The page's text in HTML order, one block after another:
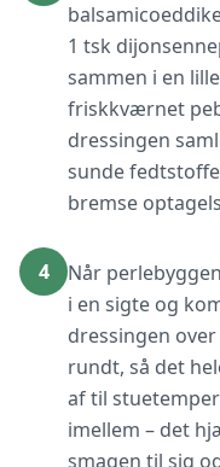
1 tsk
sammen i en
friskkværnet
dressingen
sunde
bremse
4
Når
i en sigte og
dressingen
rundt, så det
af til
imellem – det
smagen til sig